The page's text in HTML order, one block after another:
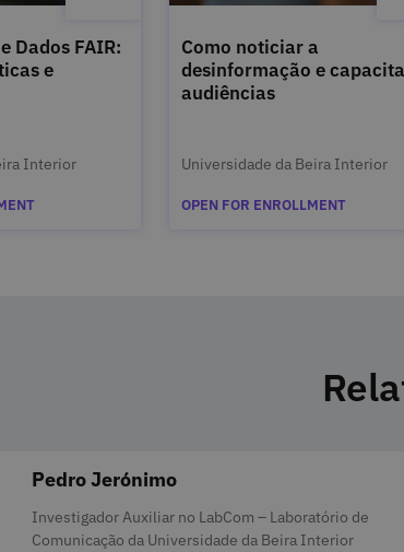
Dados FAIR:
e
Interior
Como noticiar a
desinformação e
audiências
Universidade da Beira Interior
OPEN FOR ENROLLMENT
Pedro Jerónimo
Categories
Investigador Auxiliar no LabCom – Laboratório de
Comunicação da Universidade da Beira Interior